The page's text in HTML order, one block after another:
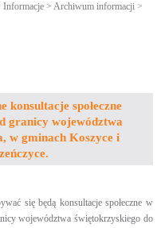
Informacje > Archiwum informacji >
konsultacje społeczne
granicy województwa
w gminach Koszyce i
się będą konsultacje społeczne w
województwa świętokrzyskiego do